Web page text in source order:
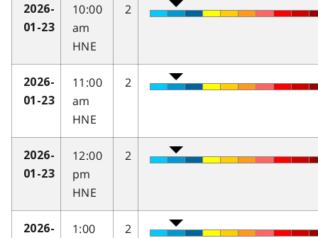
2026-
01-23
10:00
am
HNE
2
2026-
01-23
11:00
am
HNE
2
2026-
01-23
12:00
pm
HNE
2
2026-
1:00
2